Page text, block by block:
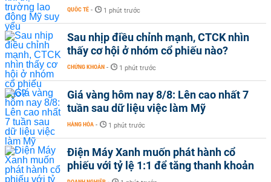
QUỐC TẾ - 1 phút trước
Sau nhịp điều chỉnh mạnh, CTCK nhìn
thấy cơ hội ở nhóm cổ phiếu nào?
CHỨNG KHOÁN - 1 phút trước
Giá vàng hôm nay 8/8: Lên cao nhất 7
tuần sau dữ liệu việc làm Mỹ
HÀNG HÓA - 1 phút trước
Điện Máy Xanh muốn phát hành cổ
phiếu với tỷ lệ 1:1 để tăng thanh khoản